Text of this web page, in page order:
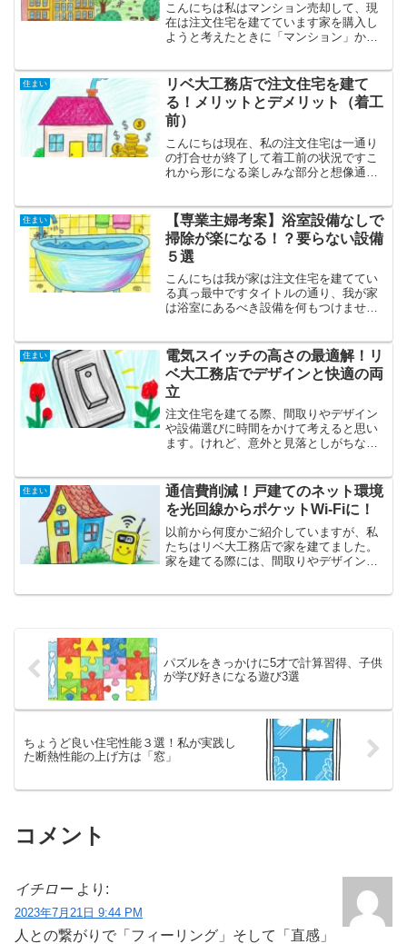
こんにちは私はマンション売却して、現
在は注文住宅を建てています家を購入し
ようと考えたときに「マンション」か
した答えが得られないため私たち夫婦も
すごく悩みました戸建てのほ...
住まい
リベ大工務店で注文住宅を建て
る！メリットとデメリット（着工
前）
こんにちは現在、私の注文住宅は一通り
の打合せが終了して着工前の状況ですこ
れから形になる楽しみな部分と想像通り
点でリベ大工務店の個人的評価を書きた
いと思います結論★★★★...
住まい
【専業主婦考案】浴室設備なしで
掃除が楽になる！？要らない設備
５選
こんにちは我が家は注文住宅を建ててい
る真っ最中ですタイトルの通り、我が家
は浴室にあるべき設備を何もつけません
す我が家の注文住宅の浴室には、「取り
換え」や「掃除」がめんど...
住まい
電気スイッチの高さの最適解！リ
ベ大工務店でデザインと快適の両
立
注文住宅を建てる際、間取りやデザイン
や設備選びに時間をかけて考えると思い
ます。けれど、意外と見落としがちなの
と言われていますが、「これで本当にい
いの？」と疑問に感...
住まい
通信費削減！戸建てのネット環境
を光回線からポケットWi-Fiに！
以前から何度かご紹介していますが、私
たちはリベ大工務店で家を建てました。
家を建てる際には、間取りやデザイン、
パズルをきっかけに5才で計算習得、子供
が学び好きになる遊び3選
ちょうど良い住宅性能３選！私が実践し
た断熱性能の上げ方は「窓」
コメント
イチロー より:
2023年7月21日 9:44 PM
人との繋がりで「フィーリング」そして「直感」